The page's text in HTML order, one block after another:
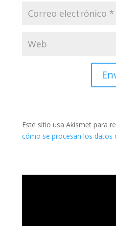
Este sitio usa Akismet para
cómo se procesan los datos